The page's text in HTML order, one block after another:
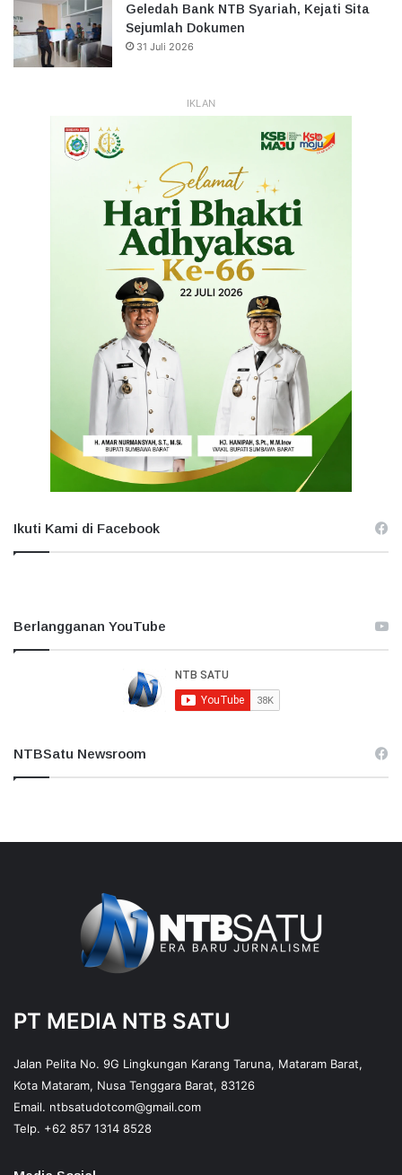
Geledah Bank NTB Syariah, Kejati Sita
Sejumlah Dokumen
31 Juli 2026
IKLAN
Ikuti Kami di Facebook
Berlangganan YouTube
NTBSatu Newsroom
PT MEDIA NTB SATU
Jalan Pelita No. 9G Lingkungan Karang Taruna, Mataram Barat,
Kota Mataram, Nusa Tenggara Barat, 83126
Email. ntbsatudotcom@gmail.com
Telp. +62 857 1314 8528